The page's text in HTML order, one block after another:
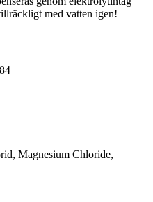
med vatten igen!
Magnesium Chloride,